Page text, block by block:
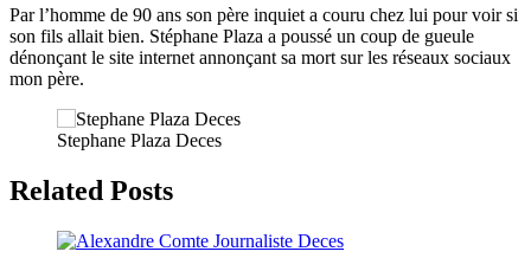
Par l’homme de 90 ans son père inquiet a couru chez lui pour voir si
son fils allait bien. Stéphane Plaza a poussé un coup de gueule
dénonçant le site internet annonçant sa mort sur les réseaux sociaux
mon père.
Stephane Plaza Deces
Related Posts